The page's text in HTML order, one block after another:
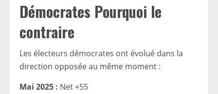
Démocrates Pourquoi le
contraire
Les électeurs démocrates ont évolué dans la
direction opposée au même moment :
Mai 2025 : Net +55